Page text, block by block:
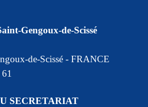
Gengoux-de-Scissé
de-Scissé - FRANCE
SECRETARIAT